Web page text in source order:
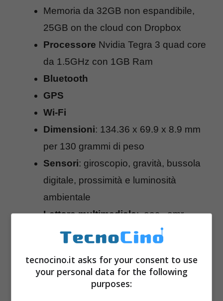
Memoria da 32GB non espandibile,
25GB on the cloud con Dropbox
Processore Nvidia Tegra 3 quad core
da 1.5GHz con 1GB Ram
Bluetooth
GPS
Wi-Fi
Dimensioni: 134.36 x 69.9 x 8.9 mm
per 130 grammi di peso
Sensori: giroscopio, gravità, bussola
digitale, prossimità e luminosità
ambientale
Lettore multimediale: .aac, .amr,
.ogg, .m4a, .mid, .mp3, .wav, .wma
.3g2, .mp4, .wmv (Windows Media
Video 9), .avi (MP4 ASP e MP3)
tecnocino.it asks for your consent to use
your personal data for the following
purposes: